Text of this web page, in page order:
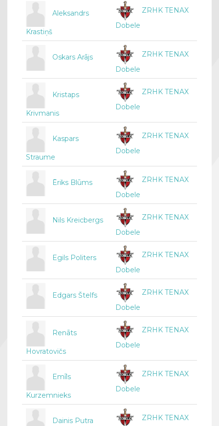
Aleksandrs
Krastiņš
ZRHK TENAX
Dobele
Oskars Arājs
ZRHK TENAX
Dobele
Kristaps
Krivmanis
ZRHK TENAX
Dobele
Kaspars
Straume
ZRHK TENAX
Dobele
Ēriks Blūms
ZRHK TENAX
Dobele
Nils Kreicbergs
ZRHK TENAX
Dobele
Egils Politers
ZRHK TENAX
Dobele
Edgars Štelfs
ZRHK TENAX
Dobele
Renāts
Hovratovičs
ZRHK TENAX
Dobele
Emīls
Kurzemnieks
ZRHK TENAX
Dobele
Dainis Putra
ZRHK TENAX